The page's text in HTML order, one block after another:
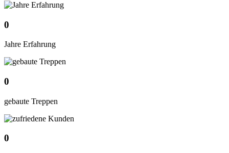
0
Jahre Erfahrung
0
gebaute Treppen
0